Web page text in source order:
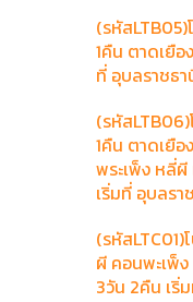
(รหัส
1คืน ตาดเยื
ที่ อุบลราชธ
(รหัส
1คืน ตาดเยื
พระเพ็ง หลี่ผี
เริ่มที่ อุบลรา
(รหัส
ผี คอนพะเพ็
3วัน 2คืน เริ่